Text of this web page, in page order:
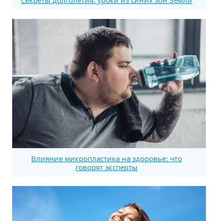
Влияние микропластика на здоровье: что
говорят эксперты